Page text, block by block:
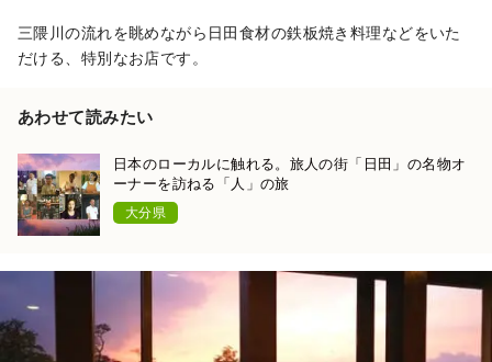
三隈川の流れを眺めながら日田食材の鉄板焼き料理などをいた
だける、特別なお店です。
あわせて読みたい
日本のローカルに触れる。旅人の街「日田」の名物オ
ーナーを訪ねる「人」の旅
大分県